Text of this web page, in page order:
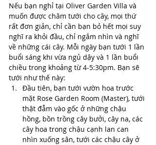
Nếu bạn nghỉ tại Oliver Garden Villa và
muốn được chăm tưới cho cây, mọi thứ
rất đơn giản, chỉ cần bạn bỏ hết mọi suy
nghĩ ra khỏi đầu, chỉ ngắm nhìn và nghĩ
về những cái cây. Mỗi ngày bạn tưới 1 lần
buổi sáng khi vừa ngủ dậy và 1 lần buổi
chiều trong khoảng từ 4-5:30pm. Bạn sẽ
tưới như thế này:
Đầu tiên, bạn tưới vườn hoa trước
mặt Rose Garden Room (Master), tưới
thật đẫm vào gốc ở những chậu
hồng, bồn trồng cây bưởi, cây na, các
cây hoa trong chậu cạnh lan can
nhìn xuống sân, tưới các chậu cây ở